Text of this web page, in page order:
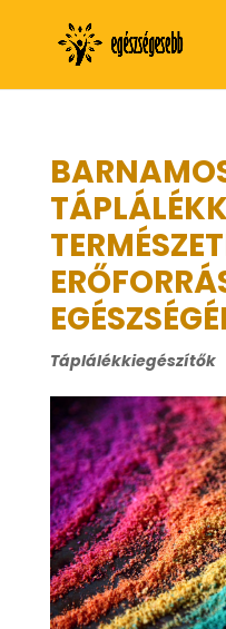
Táplálékkiegészítők